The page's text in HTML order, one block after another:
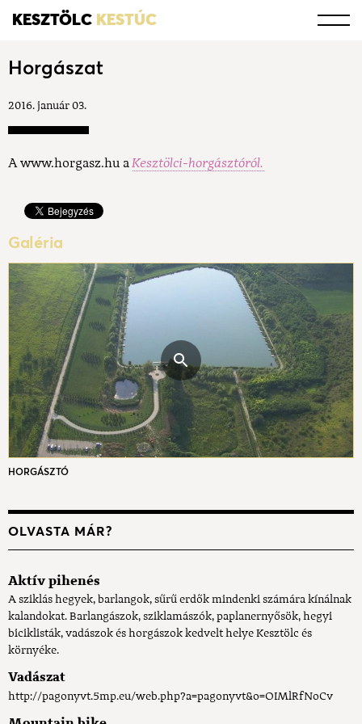
KESZTÖLC KESTÚC
Horgászat
2016. január 03.
A www.horgasz.hu aKesztölci-horgásztóról.
Galéria
HORGÁSZTÓ
OLVASTA MÁR?
Aktív pihenés
A sziklás hegyek, barlangok, sűrű erdők mindenki számára kínálnak
kalandokat. Barlangászok, sziklamászók, paplanernyősök, hegyi
biciklisták, vadászok és horgászok kedvelt helye Kesztölc és
környéke.
Vadászat
http://pagonyvt.5mp.eu/web.php?a=pagonyvt&o=OIMlRfNoCv